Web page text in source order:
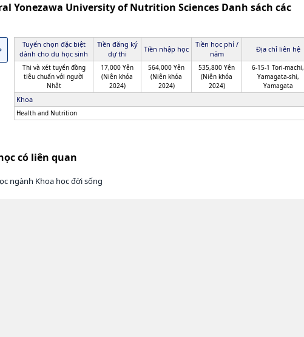
Yonezawa University of Nutrition Sciences Danh sách các
Tuyển chọn đặc biệt
dành cho du học sinh
Tiền đăng ký
dự thi
Tiền nhập học
Tiền học phí /
năm
Địa chỉ liên hệ
Thi và xét tuyển đồng
tiêu chuẩn với người
Nhật
17,000 Yên
(Niên khóa
2024)
564,000 Yên
(Niên khóa
2024)
535,800 Yên
(Niên khóa
2024)
6-15-1 Tori-machi,
Yamagata-shi,
Yamagata
Khoa
Health and Nutrition
có liên quan
ngành Khoa học đời sống